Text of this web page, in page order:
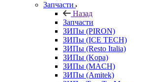
Запчасти
Назад
Запчасти
ЗИПы (PIRON)
ЗИПы (ICE TECH)
ЗИПы (Resto Italia)
ЗИПы (Kopa)
ЗИПы (MACH)
ЗИПы (Amitek)